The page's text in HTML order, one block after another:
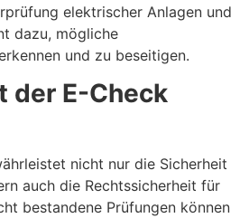
elektrischer Anlagen und
dazu, mögliche
und zu beseitigen.
der E-Check
nicht nur die Sicherheit
auch die Rechtssicherheit für
bestandene Prüfungen können